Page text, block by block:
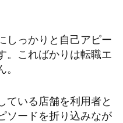
しっかりと自己アピー
。こればかりは転職エ
ている店舗を利用者と
ソードを折り込みなが